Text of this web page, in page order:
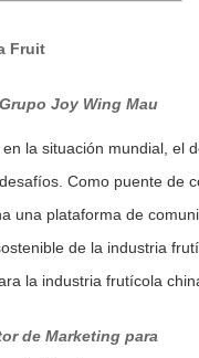
Fruit
Joy Wing Mau
la situación mundial, el
Como puente de
una plataforma de
de la industria
la industria frutícola
de Marketing para